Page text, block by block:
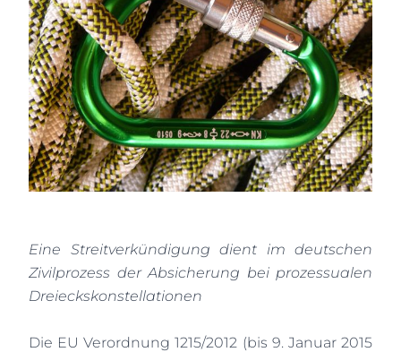
Eine Streitverkündigung dient im deutschen
Zivilprozess der Absicherung bei prozessualen
Dreieckskonstellationen
Die EU Verordnung 1215/2012 (bis 9. Januar 2015